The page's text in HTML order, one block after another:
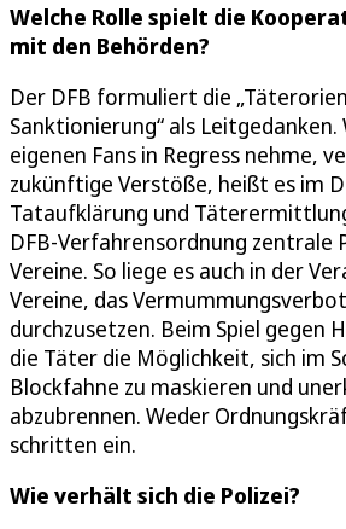
Welche Rolle spielt die
mit den Behörden?
Der DFB formuliert die
Sanktionierung“ als Leitgedanken.
eigenen Fans in Regress nehme,
zukünftige Verstöße, heißt es im
Tataufklärung und
DFB-Verfahrensordnung zentrale
Vereine. So liege es auch in der
Vereine, das
durchzusetzen. Beim Spiel gegen
die Täter die Möglichkeit, sich im
Blockfahne zu maskieren und
abzubrennen. Weder
schritten ein.
Wie verhält sich die Polizei?